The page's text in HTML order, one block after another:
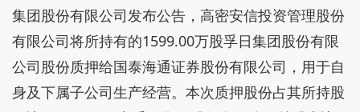
集团股份有限公司发布公告，高密安信投资管理股份
有限公司将所持有的1599.00万股孚日集团股份有限
公司股份质押给国泰海通证券股份有限公司，用于自
身及下属子公司生产经营。本次质押股份占其所持股